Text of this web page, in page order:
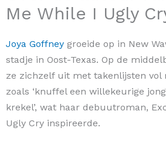
Me While I Ugly
Joya Goffney groeide op in New
stadje in Oost-Texas. Op de
ze zichzelf uit met takenlijsten vol
zoals ‘knuffel een willekeurige
krekel’, wat haar debuutroman,
Ugly Cry inspireerde.